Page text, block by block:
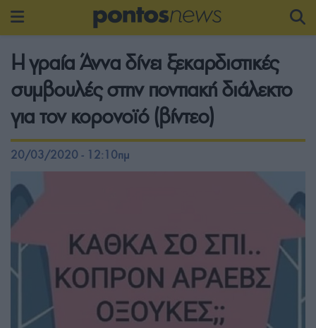
Η γραία Άννα δίνει ξεκαρδιστικές
συμβουλές στην ποντιακή διάλεκτο
για τον κορονοϊό (βίντεο)
20/03/2020 - 12:10πμ